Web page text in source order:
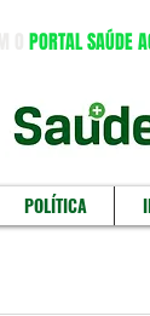
PORTAL SAÚDE
POLÍTICA